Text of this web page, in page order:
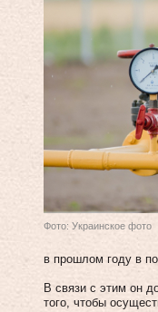
Фото: Украинское фото
в прошлом году в
В связи с этим он
того, чтобы